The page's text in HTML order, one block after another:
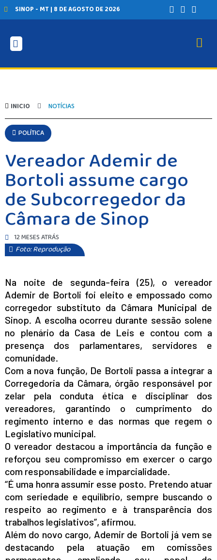
SINOP - MT | 8 DE AGOSTO DE 2026
INICIO NOTÍCIAS
POLÍTICA
Vereador Ademir de
Bortoli assume cargo
de Subcorregedor da
Câmara de Sinop
12 MESES ATRÁS
Foto: Reprodução
Na noite de segunda-feira (25), o vereador
Ademir de Bortoli foi eleito e empossado como
corregedor substituto da Câmara Municipal de
Sinop. A escolha ocorreu durante sessão solene
no plenário da Casa de Leis e contou com a
presença dos parlamentares, servidores e
comunidade.
Com a nova função, De Bortoli passa a integrar a
Corregedoria da Câmara, órgão responsável por
zelar pela conduta ética e disciplinar dos
vereadores, garantindo o cumprimento do
regimento interno e das normas que regem o
Legislativo municipal.
O vereador destacou a importância da função e
reforçou seu compromisso em exercer o cargo
com responsabilidade e imparcialidade.
“É uma honra assumir esse posto. Pretendo atuar
com seriedade e equilíbrio, sempre buscando o
respeito ao regimento e à transparência dos
trabalhos legislativos”, afirmou.
Além do novo cargo, Ademir de Bortoli já vem se
destacando pela atuação em comissões